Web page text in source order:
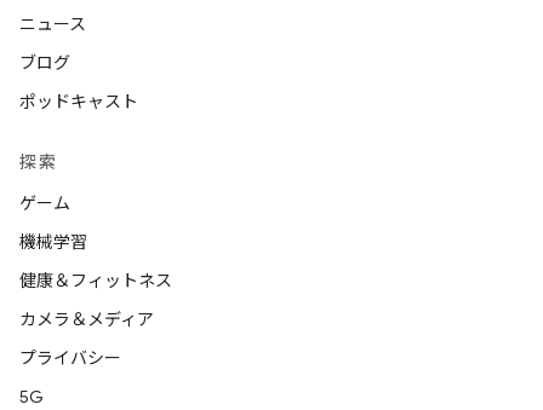
ニュース
ブログ
ポッドキャスト
探索
ゲーム
機械学習
健康＆フィットネス
カメラ＆メディア
プライバシー
5G